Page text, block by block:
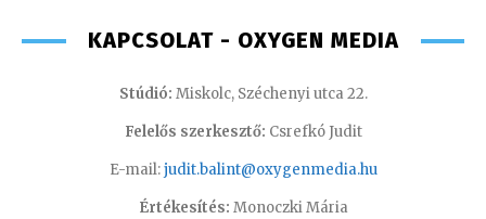
KAPCSOLAT - OXYGEN MEDIA
Stúdió: Miskolc, Széchenyi utca 22.
Felelős szerkesztő: Csrefkó Judit
E-mail:judit.balint@oxygenmedia.hu
Értékesítés: Monoczki Mária